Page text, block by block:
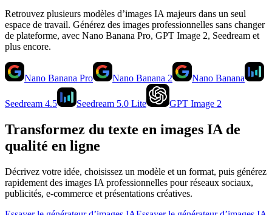
Retrouvez plusieurs modèles d’images IA majeurs dans un seul
espace de travail. Générez des images professionnelles sans changer
de plateforme, avec Nano Banana Pro, GPT Image 2, Seedream et
plus encore.
Nano Banana Pro Nano Banana 2 Nano Banana
Seedream 4.5 Seedream 5.0 Lite GPT Image 2
Transformez du texte en images IA de
qualité en ligne
Décrivez votre idée, choisissez un modèle et un format, puis générez
rapidement des images IA professionnelles pour réseaux sociaux,
publicités, e-commerce et présentations créatives.